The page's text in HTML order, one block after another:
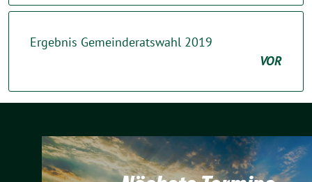
Ergebnis Gemeinderatswahl 2019
VOR